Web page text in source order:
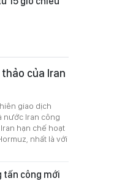
của Iran
giao dịch
nước Iran công
hạn chế hoạt
nhất là với
tấn công mới